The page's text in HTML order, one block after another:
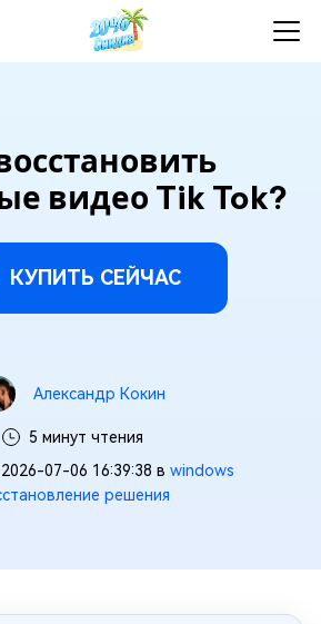
видео Tik Tok?
КУПИТЬ СЕЙЧАС
Александр Кокин
5 минут чтения
07-06 16:39:38 в windows
решения